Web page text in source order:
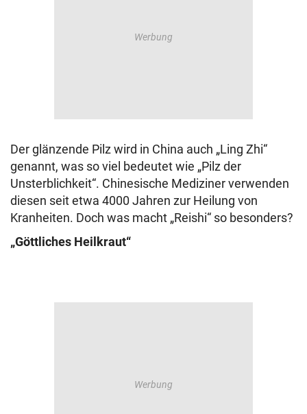
Der glänzende Pilz wird in China auch „Ling Zhi“
genannt, was so viel bedeutet wie „Pilz der
Unsterblichkeit“. Chinesische Mediziner verwenden
diesen seit etwa 4000 Jahren zur Heilung von
Kranheiten. Doch was macht „Reishi“ so besonders?
„Göttliches Heilkraut“